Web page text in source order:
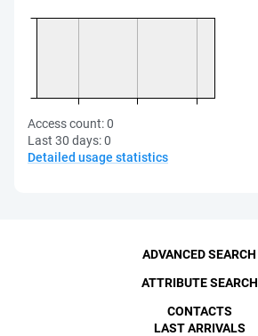
Access count:0
Last 30 days:0
Detailed usage statistics
ADVANCED SEARCH
ATTRIBUTE SEARCH
CONTACTS
LAST ARRIVALS